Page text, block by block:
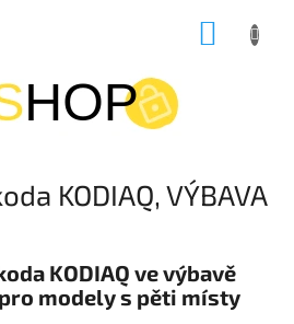
KODIAQ, VÝBAVA
KODIAQ ve výbavě
modely s pěti místy